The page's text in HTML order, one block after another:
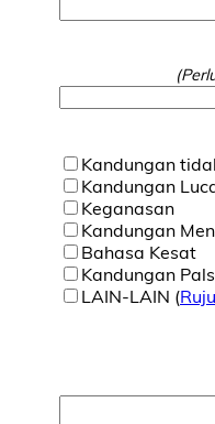
Kandungan
Kandungan
Keganasan
Kandungan
Bahasa Kesat
Kandungan
LAIN-LAIN (